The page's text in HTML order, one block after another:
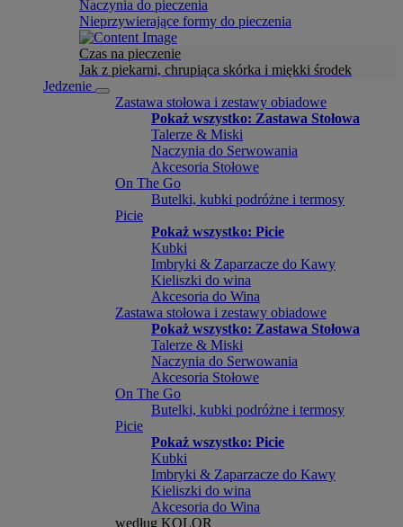
Naczynia do pieczenia
Nieprzywierające formy do pieczenia
Czas na pieczenie
Jak z piekarni, chrupiąca skórka i miękki środek
Jedzenie
Zastawa stołowa i zestawy obiadowe
Pokaż wszystko: Zastawa Stołowa
Talerze & Miski
Naczynia do Serwowania
Akcesoria Stołowe
On The Go
Butelki, kubki podróżne i termosy
Picie
Pokaż wszystko: Picie
Kubki
Imbryki & Zaparzacze do Kawy
Kieliszki do wina
Akcesoria do Wina
Zastawa stołowa i zestawy obiadowe
Pokaż wszystko: Zastawa Stołowa
Talerze & Miski
Naczynia do Serwowania
Akcesoria Stołowe
On The Go
Butelki, kubki podróżne i termosy
Picie
Pokaż wszystko: Picie
Kubki
Imbryki & Zaparzacze do Kawy
Kieliszki do wina
Akcesoria do Wina
według KOLOR